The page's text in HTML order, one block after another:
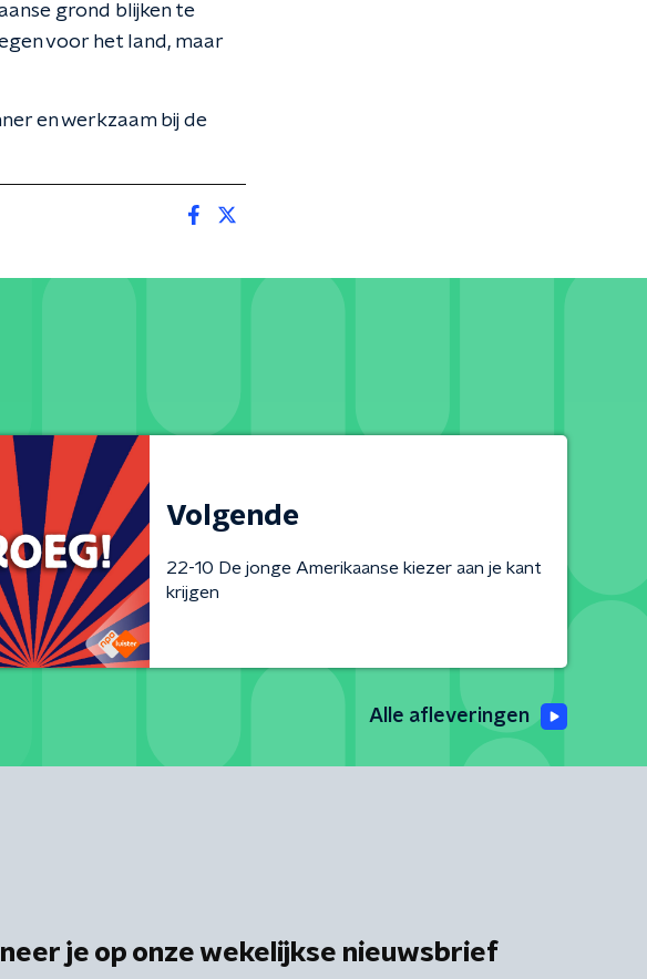
grond blijken te
voor het land, maar
en werkzaam bij de
Volgende
22-10 De jonge Amerikaanse kiezer aan je kant
krijgen
Alle afleveringen
je op onze wekelijkse nieuwsbrief